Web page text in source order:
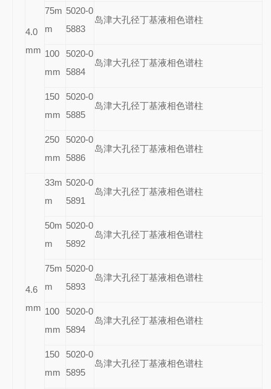
4.0
mm
75m
m
5020-0
5883
岛津大孔径丁基液相色谱柱
100
mm
5020-0
5884
岛津大孔径丁基液相色谱柱
150
mm
5020-0
5885
岛津大孔径丁基液相色谱柱
250
mm
5020-0
5886
岛津大孔径丁基液相色谱柱
4.6
mm
33m
m
5020-0
5891
岛津大孔径丁基液相色谱柱
50m
m
5020-0
5892
岛津大孔径丁基液相色谱柱
75m
m
5020-0
5893
岛津大孔径丁基液相色谱柱
100
mm
5020-0
5894
岛津大孔径丁基液相色谱柱
150
mm
5020-0
5895
岛津大孔径丁基液相色谱柱